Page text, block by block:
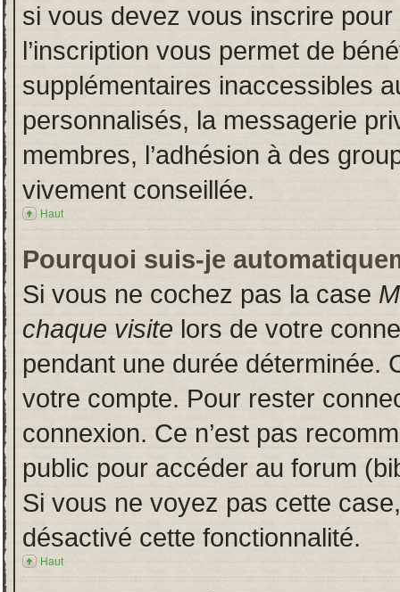
si vous devez vous inscrire
l’inscription vous permet de
supplémentaires inaccessibles
personnalisés, la messagerie
membres, l’adhésion à des
vivement conseillée.
Haut
Pourquoi suis-je
Si vous ne cochez pas la case
chaque visite lors de votre
pendant une durée déterminée.
votre compte. Pour rester
connexion. Ce n’est pas
public pour accéder au forum
Si vous ne voyez pas cette
désactivé cette fonctionnalité.
Haut